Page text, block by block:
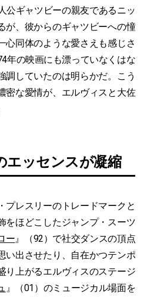
公ギャツビーの親友であるニッ
が、彼からのギャツビーへの憧
心同体のような愛さえも感じさ
年の映画にも漂っていなくはな
調していたのは明らかだ。こう
密な愛情が、エルヴィスと大佐
エッセンスが凝縮
レスリーのトレードマークと
をほどこしたジャンプ・スーツ
ー 』（92）で社交ダンスの頂点
い出させたり、自在かつテンポ
り上がるエルヴィスのステージ
』（01）のミュージカル場面を